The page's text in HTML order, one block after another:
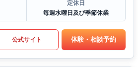
定休日
毎週水曜日及び季節休業
公式サイト 体験・相談予約